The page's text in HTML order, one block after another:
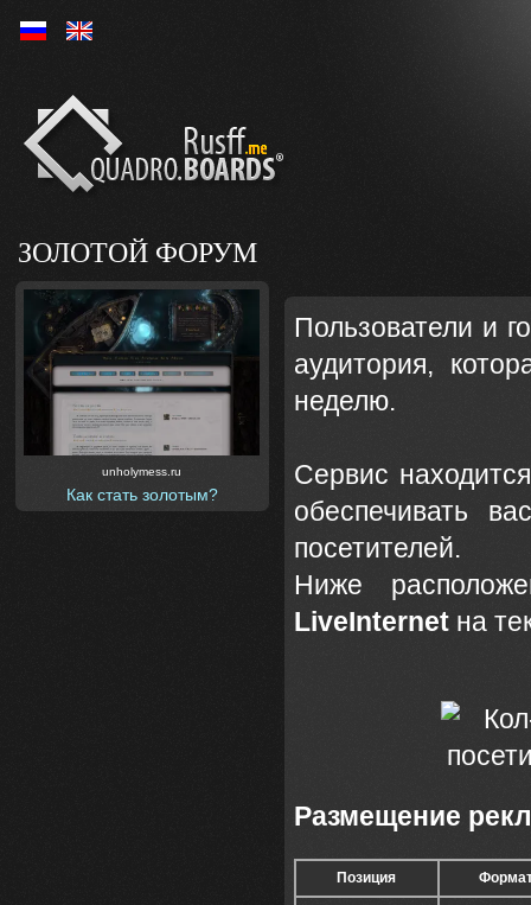
Ру En
ЗОЛОТОЙ ФОРУМ
unholymess.ru
Как стать золотым?
Пользователи и
аудитория,
неделю.
Сервис
обеспечивать
посетителей.
Ниже
LiveInternet на
Размещение
Позиция